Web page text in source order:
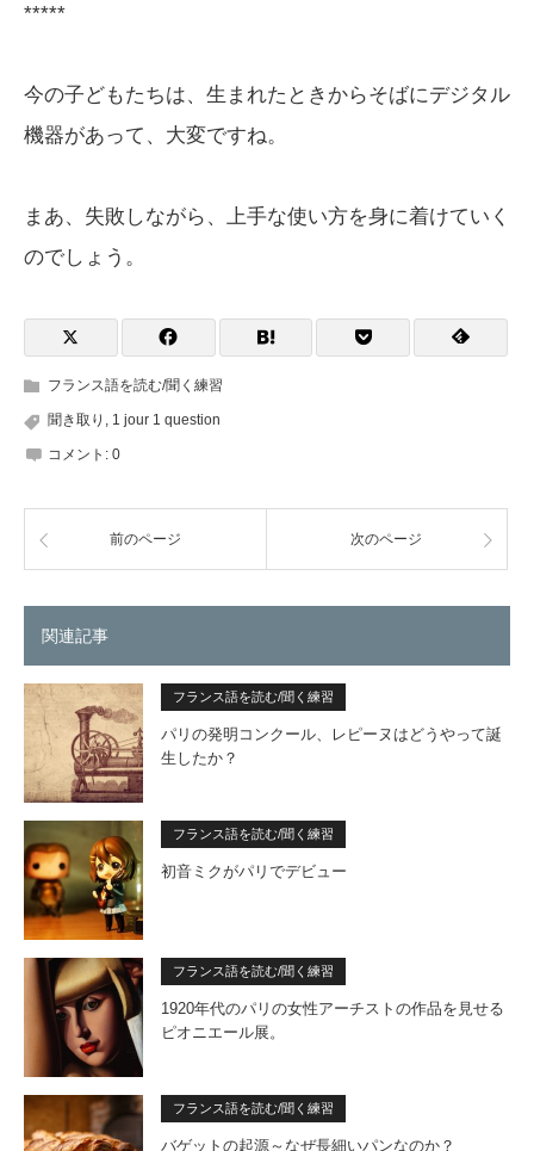
*****
今の子どもたちは、生まれたときからそばにデジタル
機器があって、大変ですね。
まあ、失敗しながら、上手な使い方を身に着けていく
のでしょう。
フランス語を読む/聞く練習
聞き取り 1 jour 1 question
コメント: 0
前のページ 次のページ
関連記事
フランス語を読む/聞く練習
パリの発明コンクール、レピーヌはどうやって誕
生したか？
フランス語を読む/聞く練習
初音ミクがパリでデビュー
フランス語を読む/聞く練習
1920年代のパリの女性アーチストの作品を見せる
ピオニエール展。
フランス語を読む/聞く練習
バゲットの起源～なぜ長細いパンなのか？